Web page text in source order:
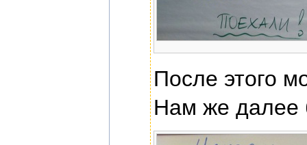
После этого
Нам же далее